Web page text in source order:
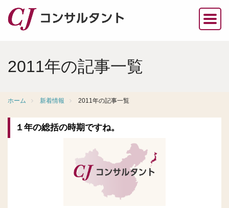
2011年の記事一覧
ホーム 新着情報 2011年の記事一覧
１年の総括の時期ですね。